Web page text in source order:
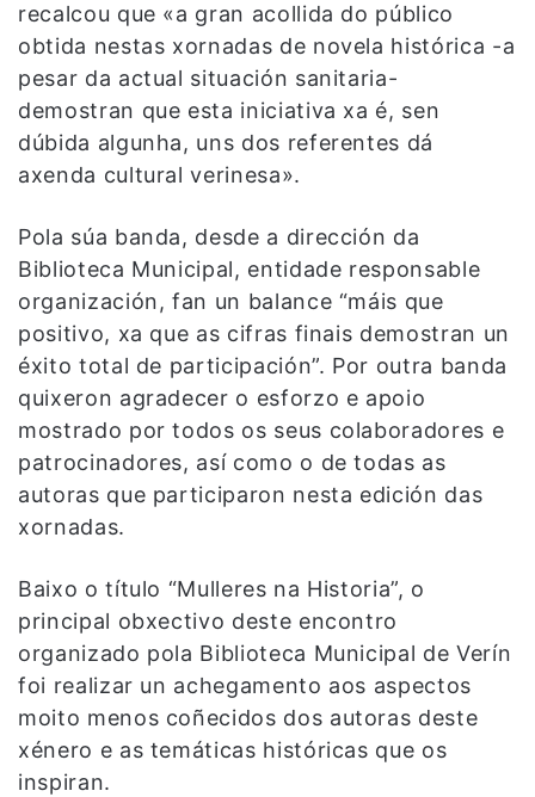
recalcou que «a gran acollida do público
obtida nestas xornadas de novela histórica -a
pesar da actual situación sanitaria-
demostran que esta iniciativa xa é, sen
dúbida algunha, uns dos referentes dá
axenda cultural verinesa».
Pola súa banda, desde a dirección da
Biblioteca Municipal, entidade responsable
organización, fan un balance “máis que
positivo, xa que as cifras finais demostran un
éxito total de participación”. Por outra banda
quixeron agradecer o esforzo e apoio
mostrado por todos os seus colaboradores e
patrocinadores, así como o de todas as
autoras que participaron nesta edición das
xornadas.
Baixo o título “Mulleres na Historia”, o
principal obxectivo deste encontro
organizado pola Biblioteca Municipal de Verín
foi realizar un achegamento aos aspectos
moito menos coñecidos dos autoras deste
xénero e as temáticas históricas que os
inspiran.